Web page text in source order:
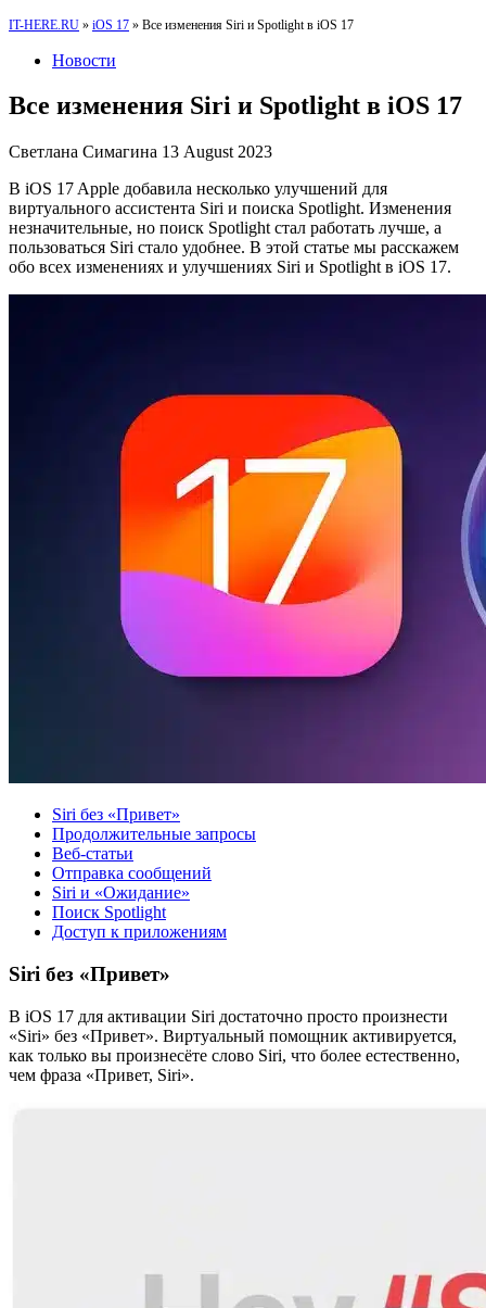
IT-HERE.RU » iOS 17 » Все изменения Siri и Spotlight в iOS 17
Новости
Все изменения Siri и Spotlight в iOS 17
Светлана Симагина 13 August 2023
В iOS 17 Apple добавила несколько улучшений для
виртуального ассистента Siri и поиска Spotlight. Изменения
незначительные, но поиск Spotlight стал работать лучше, а
пользоваться Siri стало удобнее. В этой статье мы расскажем
обо всех изменениях и улучшениях Siri и Spotlight в ‌iOS 17‌.
Siri без «Привет»
Продолжительные запросы
Веб-статьи
Отправка сообщений
Siri и «Ожидание»
Поиск Spotlight
Доступ к приложениям
Siri без «Привет»
В iOS 17 для активации Siri достаточно просто произнести
«Siri» без «Привет». Виртуальный помощник активируется,
как только вы произнесёте слово Siri, что более естественно,
чем фраза «Привет, Siri».